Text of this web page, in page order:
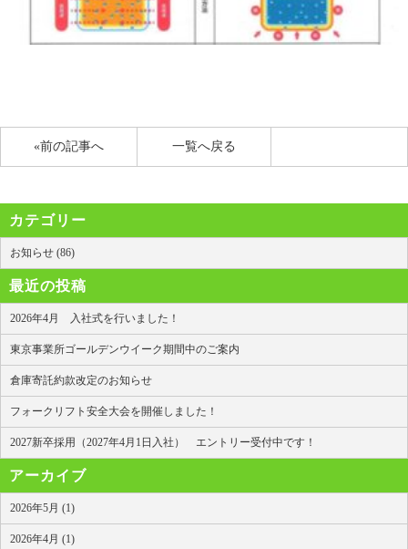
«前の記事へ 一覧へ戻る
カテゴリー
お知らせ (86)
最近の投稿
2026年4月 入社式を行いました！
東京事業所ゴールデンウイーク期間中のご案内
倉庫寄託約款改定のお知らせ
フォークリフト安全大会を開催しました！
2027新卒採用（2027年4月1日入社） エントリー受付中です！
アーカイブ
2026年5月 (1)
2026年4月 (1)